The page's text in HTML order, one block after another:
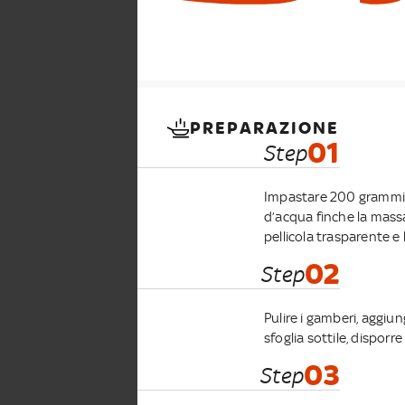
PREPARAZIONE
Step01
Impastare 200
d’acqua finche la
pellicola trasparente e
Step02
Pulire i gamberi,
sfoglia sottile,
Step03